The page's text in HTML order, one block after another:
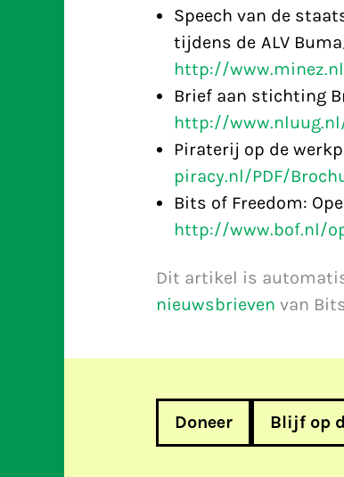
Speech van de
tijdens de ALV
http://
Brief aan stichting
http://
Piraterij op de
piracy.nl/PDF/
Bits of Freedom:
http://www.bof.nl/
Dit artikel is
nieuwsbrieven van
Doneer Blijf op